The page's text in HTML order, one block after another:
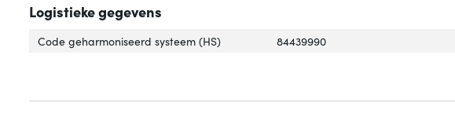
Logistieke gegevens
Code geharmoniseerd systeem (HS) 84439990